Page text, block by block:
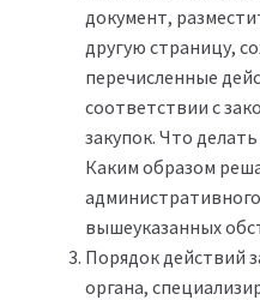
документ,
другую страницу,
перечисленные
соответствии с
закупок. Что делать
Каким образом
вышеуказанных
Порядок действий
органа,